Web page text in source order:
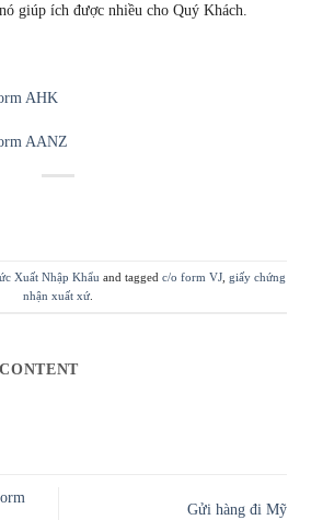
giúp ích được nhiều cho Quý Khách.
AHK
AANZ
Xuất Nhập Khẩu and tagged c/o form VJ, giấy chứng
nhận xuất xứ.
Gửi hàng đi Mỹ